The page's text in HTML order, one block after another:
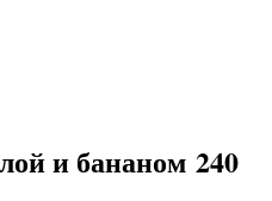
и бананом 240